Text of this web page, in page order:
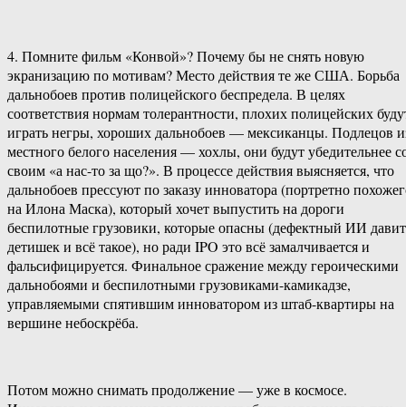
4. Помните фильм «Конвой»? Почему бы не снять новую
экранизацию по мотивам? Место действия те же США. Борьба
дальнобоев против полицейского беспредела. В целях
соответствия нормам толерантности, плохих полицейских
играть негры, хороших дальнобоев — мексиканцы. Подлецов
местного белого населения — хохлы, они будут убедительнее
своим «а нас-то за що?». В процессе действия выясняется, что
дальнобоев прессуют по заказу инноватора (портретно
на Илона Маска), который хочет выпустить на дороги
беспилотные грузовики, которые опасны (дефектный ИИ давит
детишек и всё такое), но ради IPO это всё замалчивается и
фальсифицируется. Финальное сражение между героическими
дальнобоями и беспилотными грузовиками-камикадзе,
управляемыми спятившим инноватором из штаб-квартиры на
вершине небоскрёба.
Потом можно снимать продолжение — уже в космосе.